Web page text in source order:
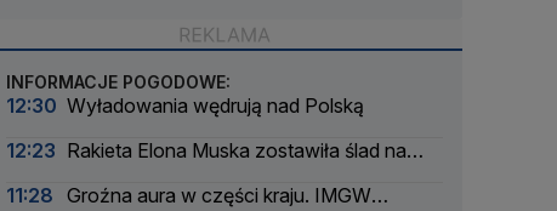
INFORMACJE POGODOWE:
12:30 Wyładowania wędrują nad Polską
12:23 Rakieta Elona Muska zostawiła ślad na
11:28 Groźna aura w części kraju. IMGW